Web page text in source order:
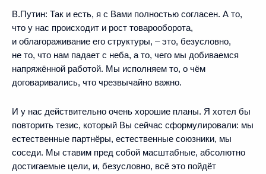
В.Путин: Так и есть, я с Вами полностью согласен. А то,
что у нас происходит и рост товарооборота,
и облагораживание его структуры, – это, безусловно,
не то, что нам падает с неба, а то, чего мы добиваемся
напряжённой работой. Мы исполняем то, о чём
договаривались, что чрезвычайно важно.
И у нас действительно очень хорошие планы. Я хотел бы
повторить тезис, который Вы сейчас сформулировали: мы
естественные партнёры, естественные союзники, мы
соседи. Мы ставим пред собой масштабные, абсолютно
достигаемые цели, и, безусловно, всё это пойдёт